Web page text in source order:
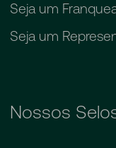
Seja um
Seja um
Nossos